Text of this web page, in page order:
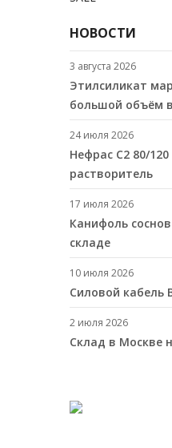
НОВОСТИ
3 августа 2026
Этилсиликат
большой объём
24 июля 2026
Нефрас С2 80/
растворитель
17 июля 2026
Канифоль
складе
10 июля 2026
Cиловой кабель
2 июля 2026
Склад в Москве